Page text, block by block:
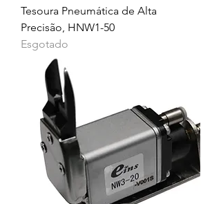
Tesoura Pneumática de Alta
Precisão, HNW1-50
Esgotado